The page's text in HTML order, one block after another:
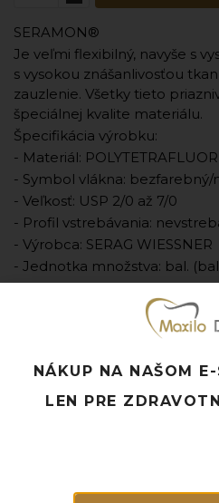
SERAMON®
Je veľmi flexibilný, navyše s
s vysokou znášanlivosťou
zauzlenie. Všetky tieto
špeciálnej kvalite materiálu.
Špecifikácia výrobku:
- Materiál:
- Symbol vlákna:
- Veľkosť: USP 2/0 až 7/0
- Profil vstrebávania:
- Výrobca: SERAG WIESSNER
- Jednotka množstva: bal. (bal
Doprava ZADARMO pri objednávke
Potrebujete poradiť? Neváhajte
NÁKUP NA NAŠOM
LEN PRE